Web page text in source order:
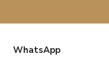
WhatsApp